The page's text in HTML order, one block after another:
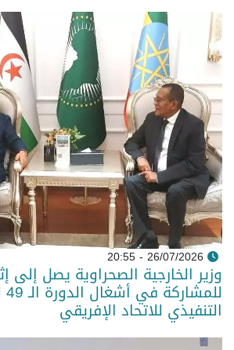
26/07/2026 - 20:55
وزير الخارجية الصحراوية يصل إلى
التنفيذي للاتحاد الإفريقي